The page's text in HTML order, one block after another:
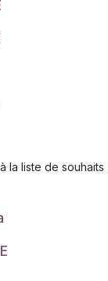
la liste de souhaits